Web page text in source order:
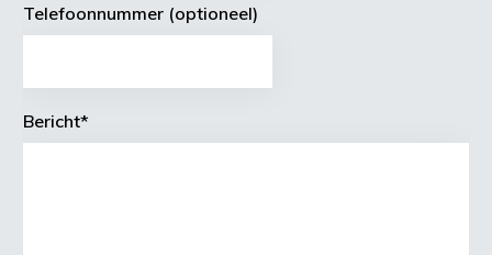
Telefoonnummer (optioneel)
Bericht*